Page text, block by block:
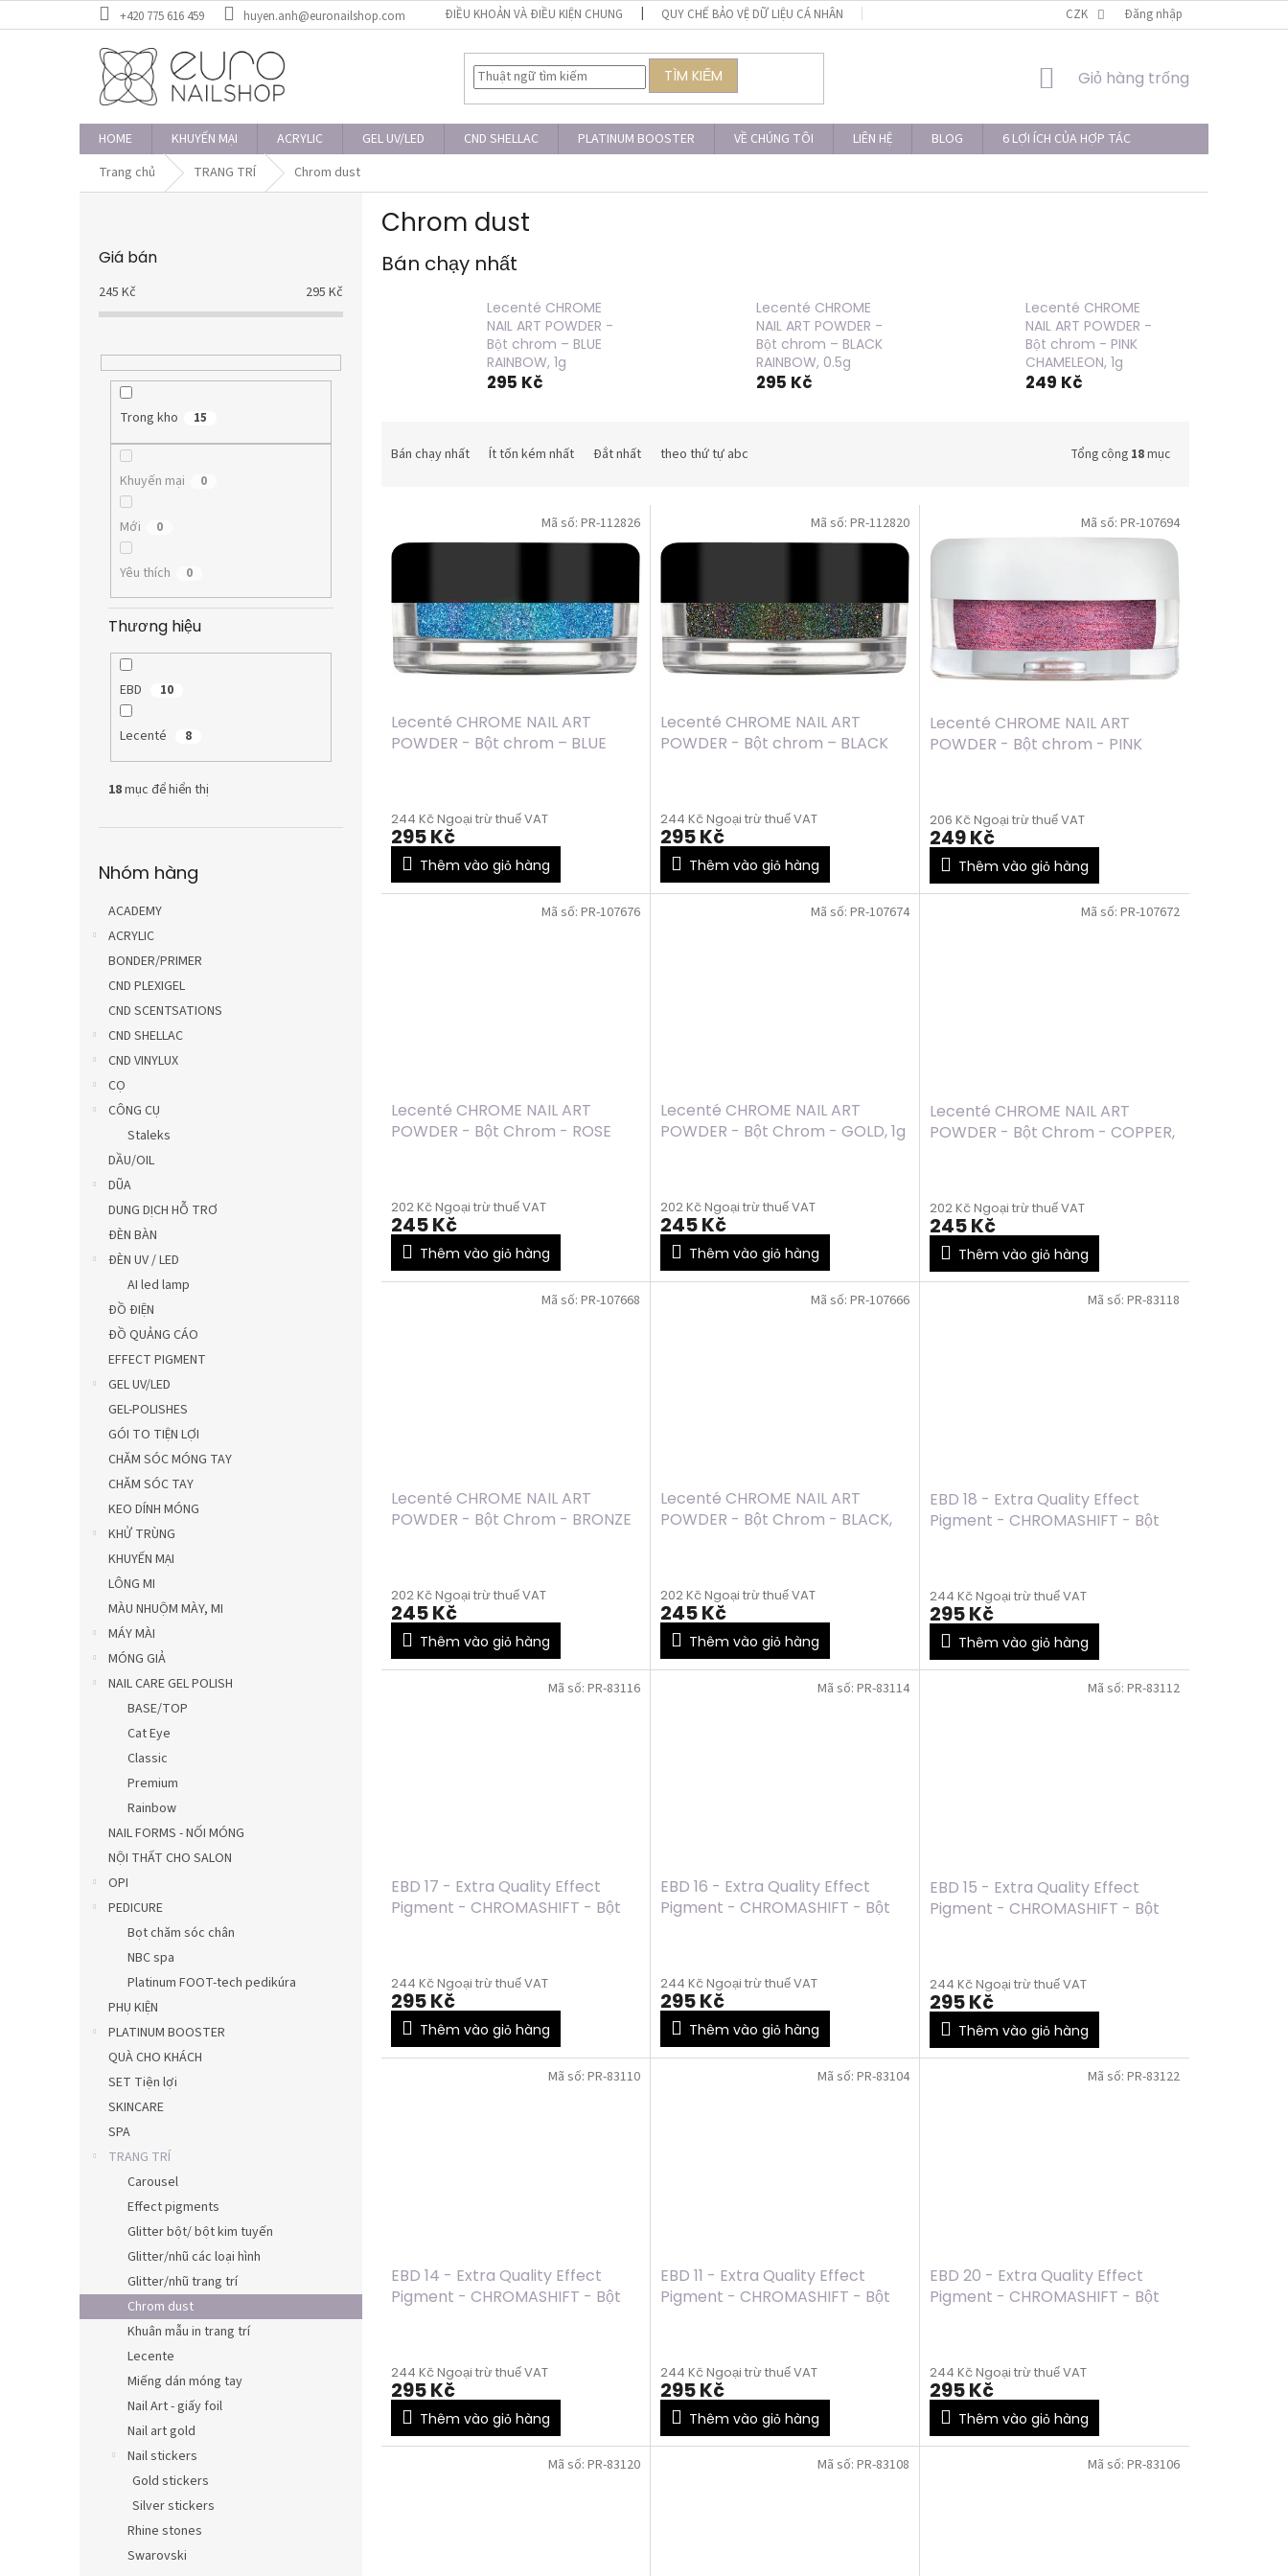
qua
+420 775 616 459 huyen.anh@euronailshop.com ĐIỀU KHOẢN VÀ ĐIỀU KIỆN CHUNG QUY CHẾ BẢO VỆ DỮ LIỆU CÁ NHÂN CZK Đăng nhập
TÌM KIẾM
GIỎ
Giỏ hàng trống
HOME KHUYẾN MẠI ACRYLIC GEL UV/LED CND SHELLAC PLATINUM BOOSTER VỀ CHÚNG TÔI LIÊN HỆ BLOG
6 LỢI ÍCH CỦA HỢP TÁC
Trang chủ
TRANG TRÍ Chrom dust
Giá bán
245 Kč 295 Kč
Trong kho 15
Khuyến mại 0
Mới 0
Yêu thích 0
Thương hiệu
EBD 10
Lecenté 8
18mục để hiển thị
qua
mục
Nhóm hàng
ACADEMY
ACRYLIC
BONDER/PRIMER
CND PLEXIGEL
CND SCENTSATIONS
CND SHELLAC
CND VINYLUX
CỌ
CÔNG CỤ
Staleks
DẦU/OIL
DŨA
DUNG DỊCH HỖ TRƠ
ĐÈN BÀN
ĐÈN UV / LED
AI led lamp
ĐỒ ĐIỆN
ĐỒ QUẢNG CÁO
EFFECT PIGMENT
GEL UV/LED
GEL-POLISHES
GÓI TO TIỆN LỢI
CHĂM SÓC MÓNG TAY
CHĂM SÓC TAY
KEO DÍNH MÓNG
KHỬ TRÙNG
KHUYẾN MẠI
LÔNG MI
MÀU NHUỘM MÀY, MI
MÁY MÀI
MÓNG GIẢ
NAIL CARE GEL POLISH
BASE/TOP
Cat Eye
Classic
Premium
Rainbow
NAIL FORMS - NỐI MÓNG
NỘI THẤT CHO SALON
OPI
PEDICURE
Bọt chăm sóc chân
NBC spa
Platinum FOOT-tech pedikúra
PHỤ KIỆN
PLATINUM BOOSTER
QUÀ CHO KHÁCH
SET Tiện lợi
SKINCARE
SPA
TRANG TRÍ
Carousel
Effect pigments
Glitter bột/ bột kim tuyến
Glitter/nhũ các loại hình
Glitter/nhũ trang trí
Chrom dust
Khuân mẫu in trang trí
Lecente
Miếng dán móng tay
Nail Art - giấy foil
Nail art gold
Nail stickers
Gold stickers
Silver stickers
Rhine stones
Swarovski
Chrom dust
Bán chạy nhất
Lecenté CHROME
NAIL ART POWDER -
Bột chrom – BLUE
RAINBOW, 1g
295 Kč
Lecenté CHROME
NAIL ART POWDER -
Bột chrom – BLACK
RAINBOW, 0.5g
295 Kč
Lecenté CHROME
NAIL ART POWDER -
Bột chrom - PINK
CHAMELEON, 1g
249 Kč
h
p
m
Bán chạy nhất Ít tốn kém nhất Đắt nhất theo thứ tự abc Tổng cộng 18mục
n
n
p
m
Lecenté CHROME NAIL ART
POWDER - Bột chrom – BLUE
244 Kč Ngoại trừ thuế VAT
295 Kč
Thêm vào giỏ hàng
Mã số: PR-112826
Lecenté CHROME NAIL ART
POWDER - Bột chrom – BLACK
244 Kč Ngoại trừ thuế VAT
295 Kč
Thêm vào giỏ hàng
Mã số: PR-112820
Lecenté CHROME NAIL ART
POWDER - Bột chrom - PINK
206 Kč Ngoại trừ thuế VAT
249 Kč
Thêm vào giỏ hàng
Mã số: PR-107694
Lecenté CHROME NAIL ART
POWDER - Bột Chrom - ROSE
202 Kč Ngoại trừ thuế VAT
245 Kč
Thêm vào giỏ hàng
Mã số: PR-107676
Lecenté CHROME NAIL ART
POWDER - Bột Chrom - GOLD, 1g
202 Kč Ngoại trừ thuế VAT
245 Kč
Thêm vào giỏ hàng
Mã số: PR-107674
Lecenté CHROME NAIL ART
POWDER - Bột Chrom - COPPER,
202 Kč Ngoại trừ thuế VAT
245 Kč
Thêm vào giỏ hàng
Mã số: PR-107672
Lecenté CHROME NAIL ART
POWDER - Bột Chrom - BRONZE
202 Kč Ngoại trừ thuế VAT
245 Kč
Thêm vào giỏ hàng
Mã số: PR-107668
Lecenté CHROME NAIL ART
POWDER - Bột Chrom - BLACK,
202 Kč Ngoại trừ thuế VAT
245 Kč
Thêm vào giỏ hàng
Mã số: PR-107666
EBD 18 - Extra Quality Effect
Pigment - CHROMASHIFT - Bột
244 Kč Ngoại trừ thuế VAT
295 Kč
Thêm vào giỏ hàng
Mã số: PR-83118
EBD 17 - Extra Quality Effect
Pigment - CHROMASHIFT - Bột
244 Kč Ngoại trừ thuế VAT
295 Kč
Thêm vào giỏ hàng
Mã số: PR-83116
EBD 16 - Extra Quality Effect
Pigment - CHROMASHIFT - Bột
244 Kč Ngoại trừ thuế VAT
295 Kč
Thêm vào giỏ hàng
Mã số: PR-83114
EBD 15 - Extra Quality Effect
Pigment - CHROMASHIFT - Bột
244 Kč Ngoại trừ thuế VAT
295 Kč
Thêm vào giỏ hàng
Mã số: PR-83112
EBD 14 - Extra Quality Effect
Pigment - CHROMASHIFT - Bột
244 Kč Ngoại trừ thuế VAT
295 Kč
Thêm vào giỏ hàng
Mã số: PR-83110
EBD 11 - Extra Quality Effect
Pigment - CHROMASHIFT - Bột
244 Kč Ngoại trừ thuế VAT
295 Kč
Thêm vào giỏ hàng
Mã số: PR-83104
EBD 20 - Extra Quality Effect
Pigment - CHROMASHIFT - Bột
244 Kč Ngoại trừ thuế VAT
295 Kč
Thêm vào giỏ hàng
Mã số: PR-83122
Mã số: PR-83120 Mã số: PR-83108 Mã số: PR-83106